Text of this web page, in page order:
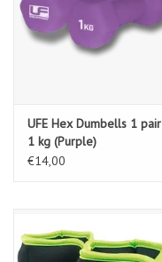
UFE Hex Dumbells 1 pair
1 kg (Purple)
€14,00